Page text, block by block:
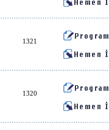
1321
1320